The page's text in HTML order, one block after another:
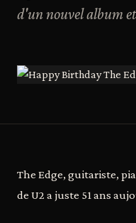
d'un nouvel album
The Edge, guitariste,
de U2 a juste 51 ans